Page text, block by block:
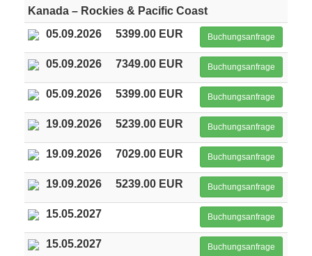
Kanada – Rockies & Pacific Coast
05.09.2026
5399.00 EUR Buchungsanfrage
05.09.2026 7349.00 EUR Buchungsanfrage
05.09.2026 5399.00 EUR Buchungsanfrage
19.09.2026 5239.00 EUR Buchungsanfrage
19.09.2026 7029.00 EUR Buchungsanfrage
19.09.2026 5239.00 EUR Buchungsanfrage
15.05.2027 Buchungsanfrage
15.05.2027 Buchungsanfrage